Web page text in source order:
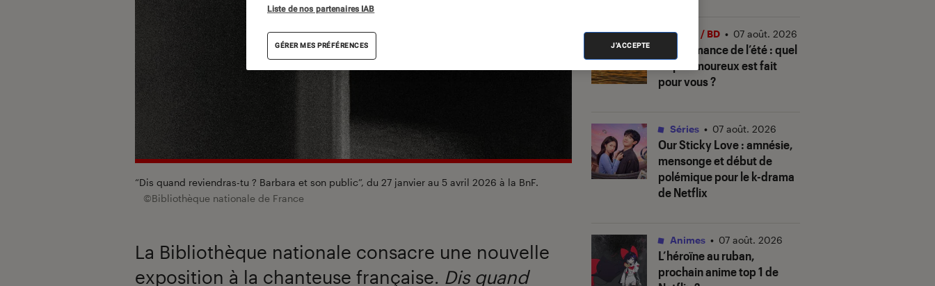
“Dis quand reviendras-tu ? Barbara et son public”, du 27 janvier au 5 avril 2026 à la BnF.
©Bibliothèque nationale de France
La Bibliothèque nationale consacre une nouvelle
exposition à la chanteuse française. Dis quand
Quiz romance de l’été : quel
trope amoureux est fait
pour vous ?
Livres / BD • 07 août. 2026
Our Sticky Love: amnésie,
mensonge et début de
polémique pour le k-drama
de Netflix
Séries • 07 août. 2026
L’héroïne au ruban,
prochain anime top 1 de
Animes • 07 août. 2026
Liste de nos partenaires IAB
GÉRER MES PRÉFÉRENCES J'ACCEPTE